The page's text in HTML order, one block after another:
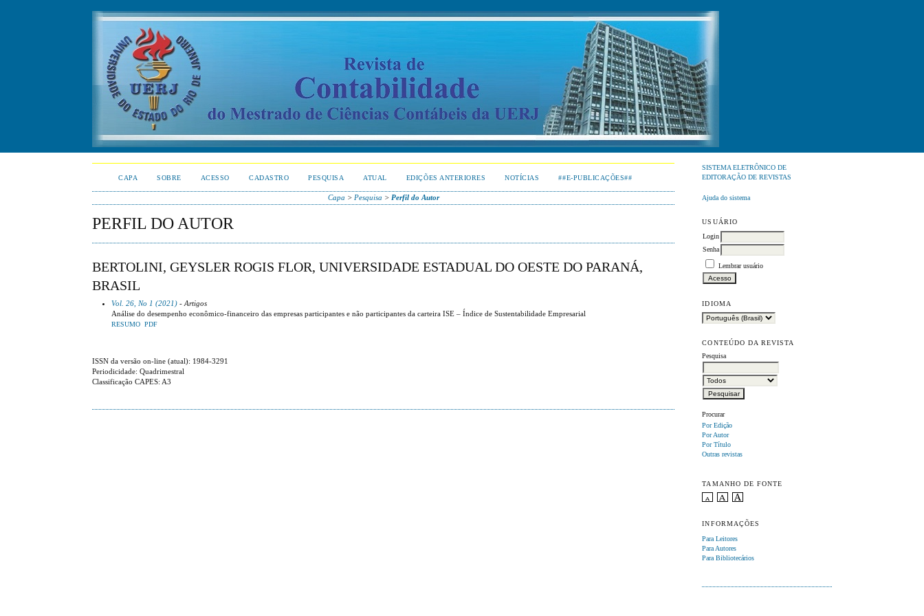
SISTEMA ELETRÔNICO DE
EDITORAÇÃO DE REVISTAS
Ajuda do sistema
USUÁRIO
Login
Senha
Lembrar usuário
IDIOMA
CONTEÚDO DA REVISTA
Pesquisa
Procurar
Por Edição
Por Autor
Por Título
Outras revistas
TAMANHO DE FONTE
INFORMAÇÕES
Para Leitores
Para Autores
Para Bibliotecários
CAPA SOBRE ACESSO CADASTRO PESQUISA ATUAL EDIÇÕES ANTERIORES NOTÍCIAS ##E-PUBLICAÇÕES##
Capa > Pesquisa > Perfil do Autor
PERFIL DO AUTOR
BERTOLINI, GEYSLER ROGIS FLOR, UNIVERSIDADE ESTADUAL DO OESTE DO PARANÁ,
BRASIL
Vol. 26, No 1 (2021) - Artigos
Análise do desempenho econômico-financeiro das empresas participantes e não participantes da carteira ISE – Índice de Sustentabilidade Empresarial
RESUMO PDF
ISSN da versão on-line (atual): 1984-3291
Periodicidade: Quadrimestral
Classificação CAPES: A3